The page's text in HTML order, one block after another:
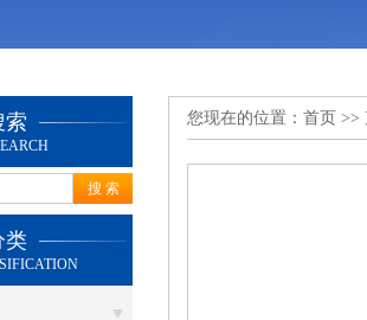
索
类
您现在的位置： 首页 >>